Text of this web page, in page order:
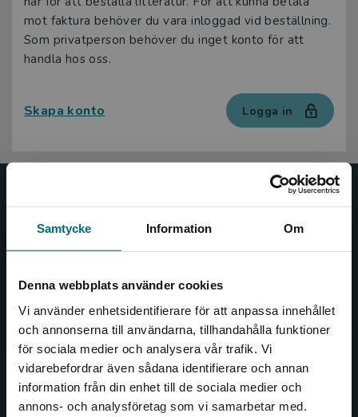
Samtycke Information Om
Denna webbplats använder cookies
Vi använder enhetsidentifierare för att anpassa innehållet
och annonserna till användarna, tillhandahålla funktioner
för sociala medier och analysera vår trafik. Vi
vidarebefordrar även sådana identifierare och annan
information från din enhet till de sociala medier och
annons- och analysföretag som vi samarbetar med.
Begränsad fraktregion
mot faktura behöver du vara inloggad vid beställning.
Som privatperson behöver du inget konto för att
handla hos oss.
Skapa konto Logga in
Nypon och Vilja
Nypon och Vilja förlag ger ut böcker som väcker läslust
såväl barn som vuxna.
Nypon och Vilja förlag är en del av Studentlitteratur.
Kontakta oss
Kontakta oss
046-31 20 00